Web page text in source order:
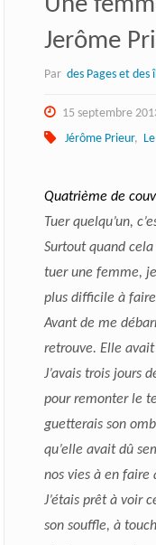
Jerôme
Par des Pages et des
15 septembre
Jérôme Prieur,
Quatrième de
Tuer quelqu’un,
Surtout quand
tuer une femme,
plus difficile à faire
Avant de me
retrouve. Elle
J’avais trois jours
pour remonter le
guetterais son
qu’elle avait dû
nos vies à en faire
J’étais prêt à voir
son souffle, à